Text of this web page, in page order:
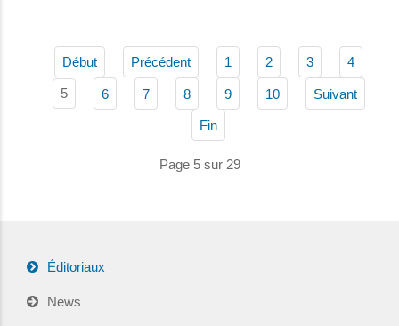
Début Précédent 1 2 3 4
5 6 7 8 9 10 Suivant
Fin
Page 5 sur 29
Éditoriaux
News